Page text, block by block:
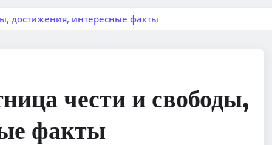
достижения, интересные факты
чести и свободы,
факты